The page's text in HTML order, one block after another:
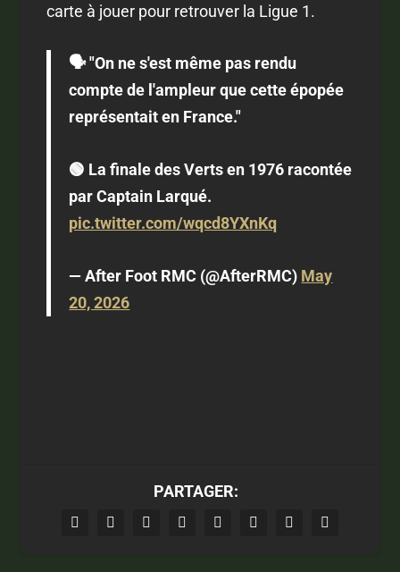
carte à jouer pour retrouver la Ligue 1.
🗣️ "On ne s'est même pas rendu
compte de l'ampleur que cette épopée
représentait en France."
🟢 La finale des Verts en 1976 racontée
par Captain Larqué.
pic.twitter.com/wqcd8YXnKq
— After Foot RMC (@AfterRMC) May
20, 2026
PARTAGER: